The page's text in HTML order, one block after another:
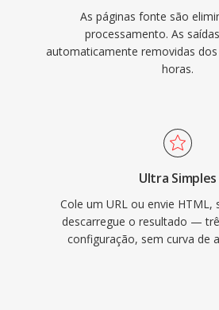
As páginas fonte são
processamento. As
automaticamente removidas
horas.
Ultra Simples
Cole um URL ou envie HTML,
descarregue o resultado —
configuração, sem curva de